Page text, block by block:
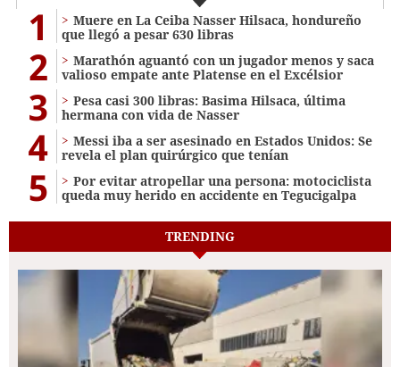
1
Muere en La Ceiba Nasser Hilsaca, hondureño
que llegó a pesar 630 libras
2
Marathón aguantó con un jugador menos y saca
valioso empate ante Platense en el Excélsior
3
Pesa casi 300 libras: Basima Hilsaca, última
hermana con vida de Nasser
4
Messi iba a ser asesinado en Estados Unidos: Se
revela el plan quirúrgico que tenían
5
Por evitar atropellar una persona: motociclista
queda muy herido en accidente en Tegucigalpa
TRENDING